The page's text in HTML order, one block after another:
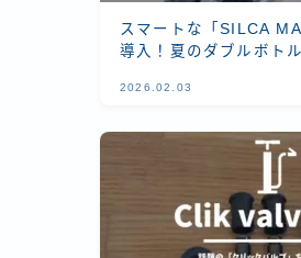
スマートな「SILCA
導入！夏のダブルボトル
2026.02.03